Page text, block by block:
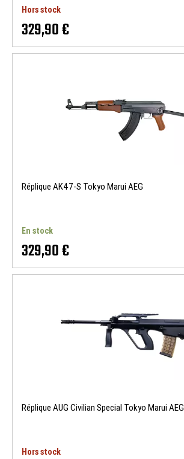
Hors stock
329,90 €
Réplique AK47-S Tokyo Marui AEG
En stock
329,90 €
Réplique AUG Civilian Special Tokyo Marui AEG
Hors stock